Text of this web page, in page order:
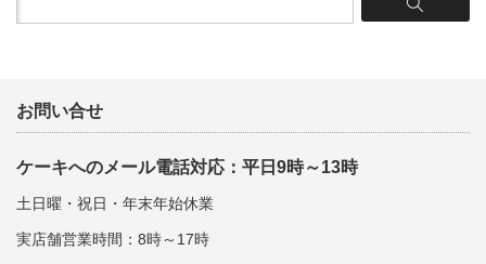
お問い合せ
ケーキへのメール電話対応：平日9時～13時
土日曜・祝日・年末年始休業
実店舗営業時間：8時～17時